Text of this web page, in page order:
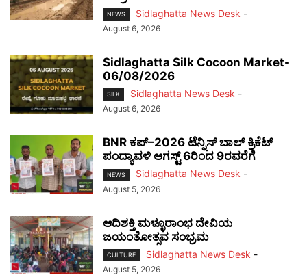
NEWS Sidlaghatta News Desk -
August 6, 2026
Sidlaghatta Silk Cocoon Market-
06/08/2026
SILK Sidlaghatta News Desk -
August 6, 2026
BNR ಕಪ್–2026 ಟೆನ್ನಿಸ್ ಬಾಲ್ ಕ್ರಿಕೆಟ್
ಪಂದ್ಯಾವಳಿ ಆಗಸ್ಟ್ 6ರಿಂದ 9ರವರೆಗೆ
NEWS Sidlaghatta News Desk -
August 5, 2026
ಆದಿಶಕ್ತಿ ಮಳ್ಳೂರಾಂಭ ದೇವಿಯ
ಜಯಂತೋತ್ಸವ ಸಂಭ್ರಮ
CULTURE Sidlaghatta News Desk -
August 5, 2026